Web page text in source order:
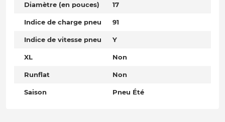
Diamètre (en pouces) 17
Indice de charge pneu 91
Indice de vitesse pneu Y
XL Non
Runflat Non
Saison Pneu Été